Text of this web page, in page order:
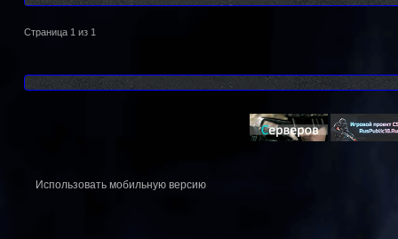
Страница 1 из 1
Использовать мобильную версию